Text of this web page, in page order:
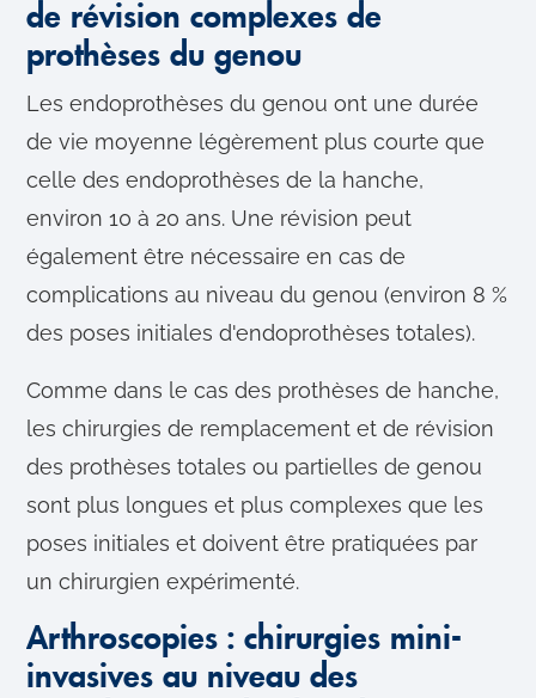
de révision complexes de
prothèses du genou
Les endoprothèses du genou ont une durée
de vie moyenne légèrement plus courte que
celle des endoprothèses de la hanche,
environ 10 à 20 ans. Une révision peut
également être nécessaire en cas de
complications au niveau du genou (environ 8 %
des poses initiales d'endoprothèses totales).
Comme dans le cas des prothèses de hanche,
les chirurgies de remplacement et de révision
des prothèses totales ou partielles de genou
sont plus longues et plus complexes que les
poses initiales et doivent être pratiquées par
un chirurgien expérimenté.
Arthroscopies : chirurgies mini-
invasives au niveau des